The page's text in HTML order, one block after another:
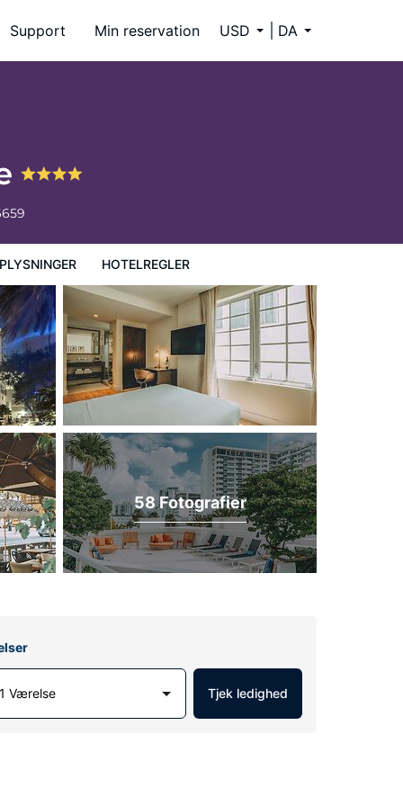
Support Min reservation USD DA
HOTELREGLER
58 Fotografier
1 Værelse Tjek ledighed